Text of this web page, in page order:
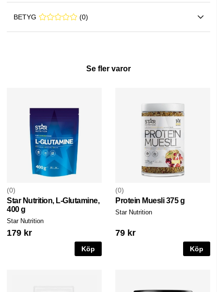
BETYG 0 0 (0)
Se fler varor
0
Star Nutrition, L-Glutamine,
400 g
Star Nutrition
179 kr
Köp
0
Protein Muesli 375 g
Star Nutrition
79 kr
Köp